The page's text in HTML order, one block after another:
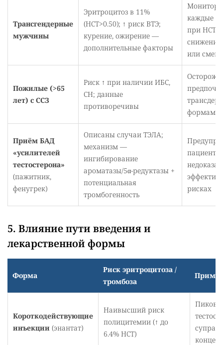
Трансгендерные
мужчины
Эритроцитоз в 11%
(HCT>0.50); ↑ риск ВТЭ;
курение, ожирение —
дополнительные факторы
каждые
при
снижение
или
Пожилые (>65
лет) с ССЗ
Риск ↑ при наличии ИБС,
СН; данные
противоречивы
формам
Приём БАД
«усилителей
тестостерона»
(пажитник,
фенугрек)
Описаны случаи ТЭЛА;
механизм —
ингибирование
ароматазы/5α-редуктазы +
потенциальная
тромбогенность
рисках
5. Влияние пути введения и
лекарственной формы
Форма
Риск эритроцитоза /
тромбоза
Короткодействующие
инъекции (энантат)
Наивысший риск
полицитемии (↑ до
6.4% HCT)